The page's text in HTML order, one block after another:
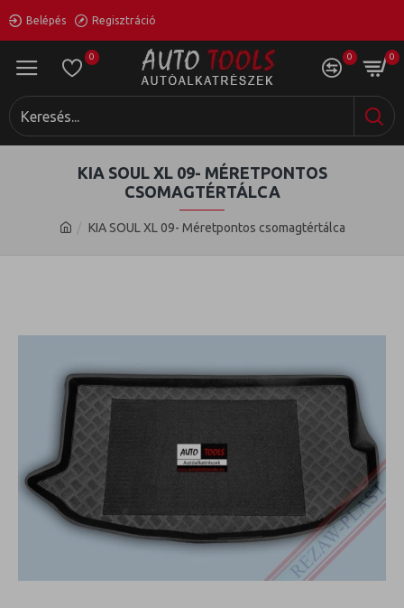
Belépés Regisztráció
0 0 0
KIA SOUL XL 09- Méretpontos csomagtértálca
KIA SOUL XL 09- MÉRETPONTOS
CSOMAGTÉRTÁLCA